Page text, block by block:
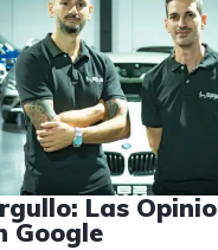
Las
Google